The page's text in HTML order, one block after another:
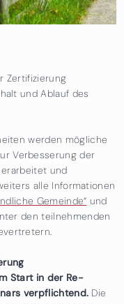
Zertifizierung
und Ablauf des
werden mögliche
Verbesserung der
und
alle Informationen
Gemeinde“ und
den teilnehmenden
Start in der Re-
verpflichtend. Die